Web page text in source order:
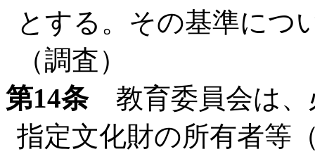
とする。その基準につ
（調査）
第14条教育委員会は、
指定文化財の所有者等